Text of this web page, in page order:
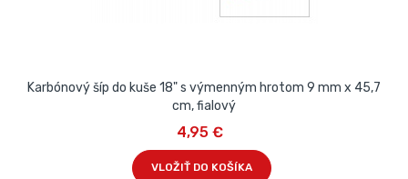
Karbónový šíp do kuše 18" s výmenným hrotom 9 mm x 45,7
cm, fialový
4,95 €
VLOŽIŤ DO KOŠÍKA